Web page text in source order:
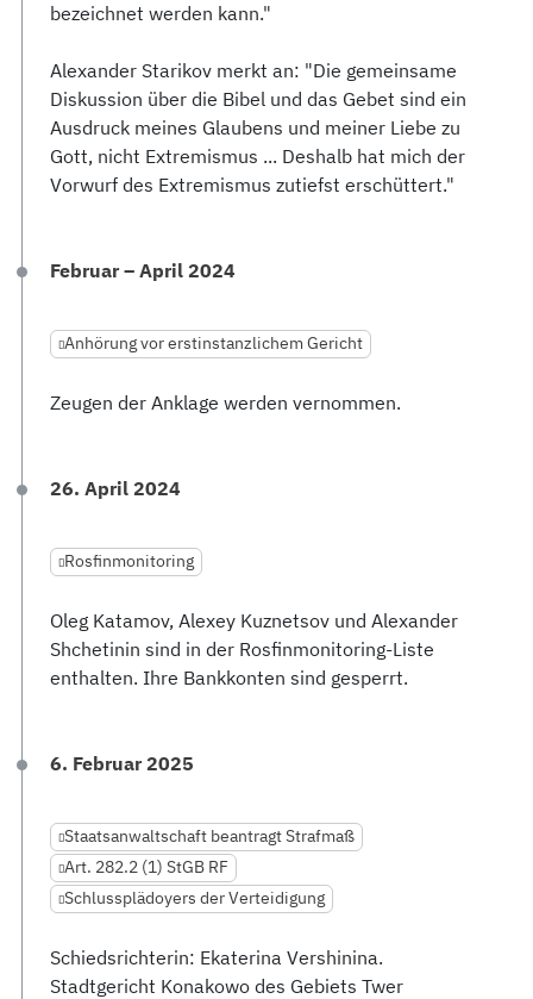
bezeichnet werden kann."
Alexander Starikov merkt an: "Die gemeinsame
Diskussion über die Bibel und das Gebet sind ein
Ausdruck meines Glaubens und meiner Liebe zu
Gott, nicht Extremismus ... Deshalb hat mich der
Vorwurf des Extremismus zutiefst erschüttert."
Februar – April 2024
Anhörung vor erstinstanzlichem Gericht
Zeugen der Anklage werden vernommen.
26. April 2024
Rosfinmonitoring
Oleg Katamov, Alexey Kuznetsov und Alexander
Shchetinin sind in der Rosfinmonitoring-Liste
enthalten. Ihre Bankkonten sind gesperrt.
6. Februar 2025
Staatsanwaltschaft beantragt Strafmaß
Art. 282.2 (1) StGB RF
Schlussplädoyers der Verteidigung
Schiedsrichterin: Ekaterina Vershinina.
Stadtgericht Konakowo des Gebiets Twer